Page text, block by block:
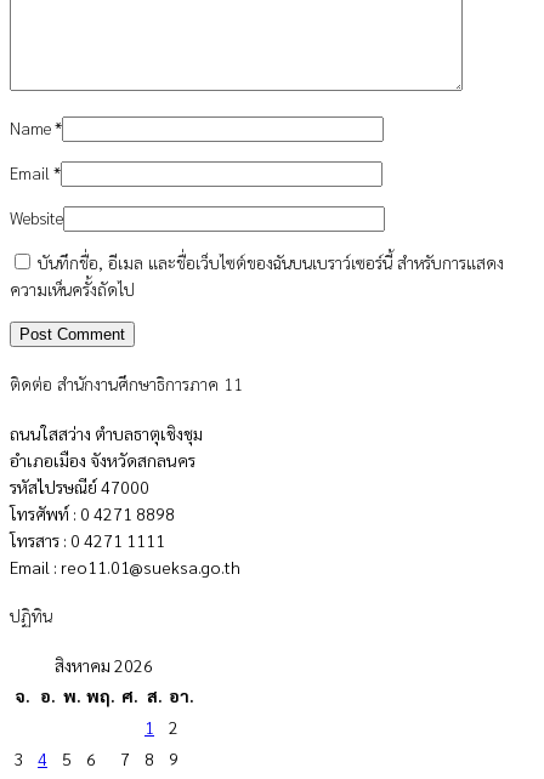
Name*
Email *
Website
บันทึกชื่อ, อีเมล และชื่อเว็บไซต์ของฉันบนเบราว์เซอร์นี้ สำหรับการแสดง
ความเห็นครั้งถัดไป
ติดต่อ สำนักงานศึกษาธิการภาค 11
ถนนใสสว่าง ตำบลธาตุเชิงชุม
อำเภอเมือง จังหวัดสกลนคร
รหัสไปรษณีย์ 47000
โทรศัพท์ : 0 4271 8898
โทรสาร : 0 4271 1111
Email : reo11.01@sueksa.go.th
ปฏิทิน
สิงหาคม 2026
จ. อ. พ. พฤ. ศ. ส. อา.
1
2
3
4 5 6 7 8
9